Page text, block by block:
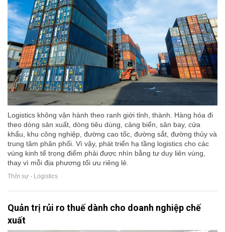
Logistics không vận hành theo ranh giới tỉnh, thành. Hàng hóa đi
theo dòng sản xuất, dòng tiêu dùng, cảng biển, sân bay, cửa
khẩu, khu công nghiệp, đường cao tốc, đường sắt, đường thủy và
trung tâm phân phối. Vì vậy, phát triển hạ tầng logistics cho các
vùng kinh tế trọng điểm phải được nhìn bằng tư duy liên vùng,
thay vì mỗi địa phương tối ưu riêng lẻ.
Thời sự - Logistics
Quản trị rủi ro thuế dành cho doanh nghiệp chế
xuất